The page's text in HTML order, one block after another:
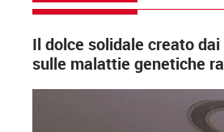
Il dolce solidale creato
sulle malattie genetiche